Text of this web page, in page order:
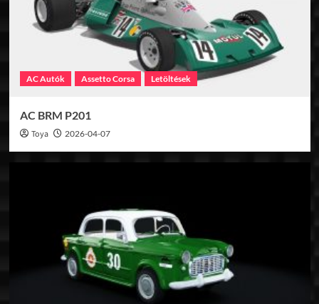
AC Autók Assetto Corsa Letöltések
AC BRM P201
Toya 2026-04-07